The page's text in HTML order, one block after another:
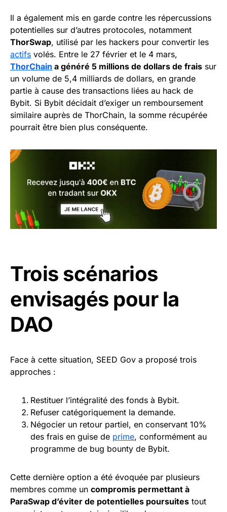
Il a également mis en garde contre les répercussions
potentielles sur d’autres protocoles, notamment
ThorSwap, utilisé par les hackers pour convertir les
actifs volés. Entre le 27 février et le 4 mars,
ThorChain a généré 5 millions de dollars de frais sur
un volume de 5,4 milliards de dollars, en grande
partie à cause des transactions liées au hack de
Bybit. Si Bybit décidait d’exiger un remboursement
similaire auprès de ThorChain, la somme récupérée
pourrait être bien plus conséquente.
Trois scénarios
envisagés pour la
DAO
Face à cette situation, SEED Gov a proposé trois
approches :
Restituer l’intégralité des fonds à Bybit.
Refuser catégoriquement la demande.
Négocier un retour partiel, en conservant 10%
des frais en guise de prime, conformément au
programme de bug bounty de Bybit.
Cette dernière option a été évoquée par plusieurs
membres comme un compromis permettant à
ParaSwap d’éviter de potentielles poursuites tout